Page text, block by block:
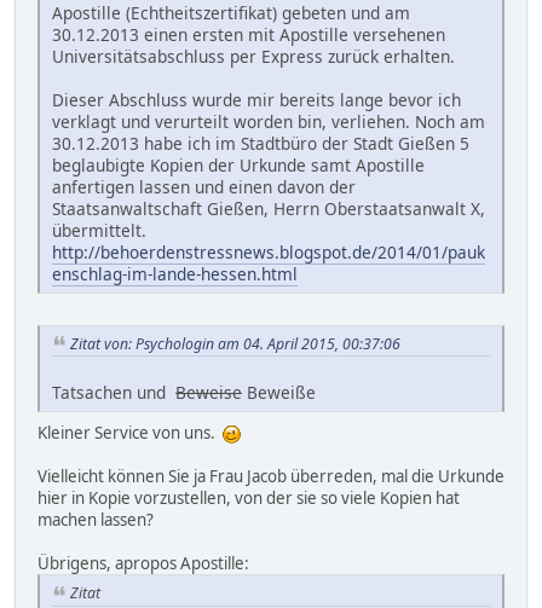
Apostille (Echtheitszertifikat) gebeten und am
30.12.2013 einen ersten mit Apostille versehenen
Universitätsabschluss per Express zurück erhalten.
Dieser Abschluss wurde mir bereits lange bevor ich
verklagt und verurteilt worden bin, verliehen. Noch am
30.12.2013 habe ich im Stadtbüro der Stadt Gießen 5
beglaubigte Kopien der Urkunde samt Apostille
anfertigen lassen und einen davon der
Staatsanwaltschaft Gießen, Herrn Oberstaatsanwalt X,
übermittelt.
http://behoerdenstressnews.blogspot.de/2014/01/pauk
enschlag-im-lande-hessen.html
Zitat von: Psychologin am 04. April 2015, 00:37:06
Tatsachen und Beweise Beweiße
Kleiner Service von uns.
Vielleicht können Sie ja Frau Jacob überreden, mal die Urkunde
hier in Kopie vorzustellen, von der sie so viele Kopien hat
machen lassen?
Übrigens, apropos Apostille:
Zitat